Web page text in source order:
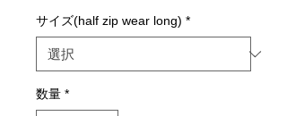
サイズ(half zip wear long) *
数量 *